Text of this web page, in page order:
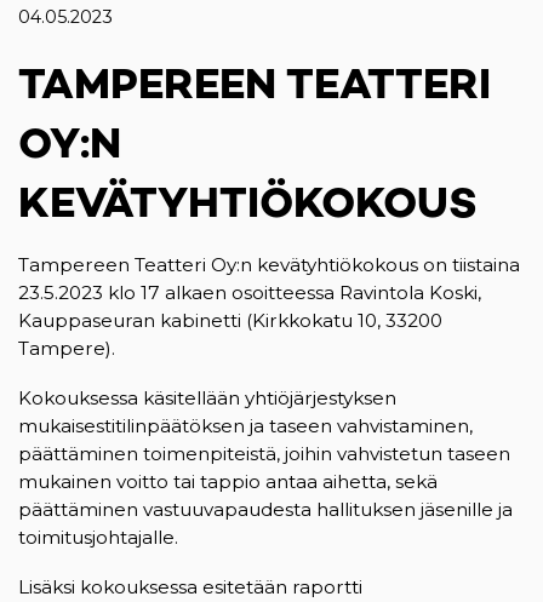
04.05.2023
TAMPEREEN TEATTERI
OY:N
KEVÄTYHTIÖKOKOUS
Tampereen Teatteri Oy:n kevätyhtiökokous on tiistaina
23.5.2023 klo 17 alkaen osoitteessa Ravintola Koski,
Kauppaseuran kabinetti (Kirkkokatu 10, 33200
Tampere).
Kokouksessa käsitellään yhtiöjärjestyksen
mukaisestitilinpäätöksen ja taseen vahvistaminen,
päättäminen toimenpiteistä, joihin vahvistetun taseen
mukainen voitto tai tappio antaa aihetta, sekä
päättäminen vastuuvapaudesta hallituksen jäsenille ja
toimitusjohtajalle.
Lisäksi kokouksessa esitetään raportti